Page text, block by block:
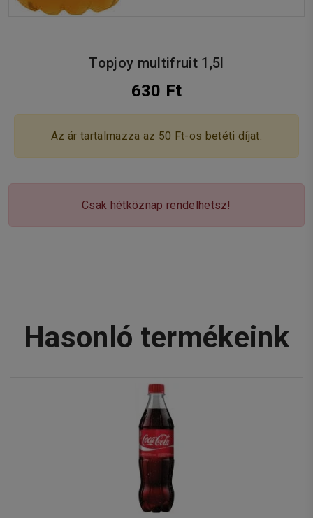
Topjoy multifruit 1,5l
630 Ft
Az ár tartalmazza az 50 Ft-os betéti díjat.
Csak hétköznap rendelhetsz!
Hasonló termékeink